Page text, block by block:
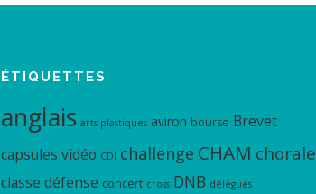
ÉTIQUETTES
anglais arts plastiques aviron bourse Brevet
capsules vidéo CDI challenge CHAM chorale
classe défense concert cross DNB délégués